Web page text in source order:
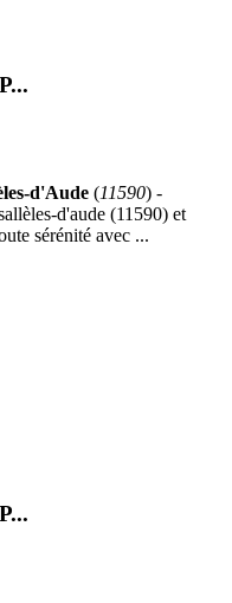
d'Aude (11590) -
d'aude (11590) et
sérénité avec ...